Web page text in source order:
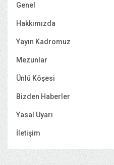
Genel
Hakkımızda
Yayın Kadromuz
Mezunlar
Ünlü Köşesi
Bizden Haberler
Yasal Uyarı
İletişim